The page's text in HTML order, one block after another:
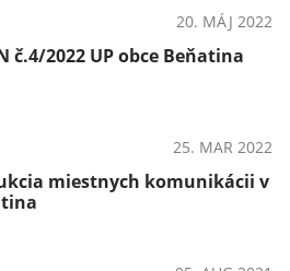
20. MÁJ 2022
č.4/2022 UP obce Beňatina
25. MAR 2022
miestnych komunikácii v